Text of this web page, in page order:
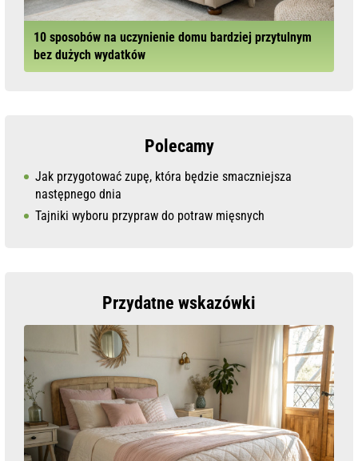
10 sposobów na uczynienie domu bardziej przytulnym
bez dużych wydatków
Polecamy
Jak przygotować zupę, która będzie smaczniejsza
następnego dnia
Tajniki wyboru przypraw do potraw mięsnych
Przydatne wskazówki